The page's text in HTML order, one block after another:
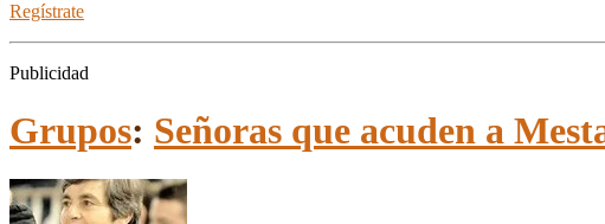
Regístrate
Publicidad
Grupos: Señoras que acuden a